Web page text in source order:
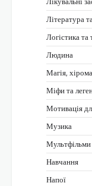
Література
Логістика
Людина
Магія,
Міфи та
Мотивація
Музика
Мультфільми
Навчання
Напої